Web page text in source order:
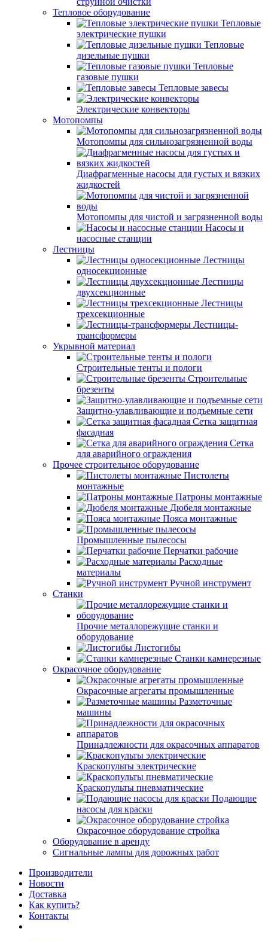
Тепловое оборудование
Тепловые
электрические пушки
Тепловые
дизельные пушки
Тепловые
газовые пушки
Тепловые завесы
Электрические конвекторы
Мотопомпы
Мотопомпы для сильнозагрязненной воды
Диафрагменные насосы для густых и вязких
жидкостей
Мотопомпы для чистой и загрязненной воды
Насосы и
насосные станции
Лестницы
Лестницы
односекционные
Лестницы
двухсекционные
Лестницы
трехсекционные
Лестницы-
трансформеры
Укрывной материал
Строительные тенты и пологи
Строительные
брезенты
Защитно-улавливающие и подъемные сети
Сетка защитная
фасадная
Сетка
для аварийного ограждения
Прочее строительное оборудование
Пистолеты
монтажные
Патроны монтажные
Дюбеля монтажные
Пояса монтажные
Промышленные пылесосы
Перчатки рабочие
Расходные
материалы
Ручной инструмент
Станки
Прочие металлорежущие станки и
оборудование
Листогибы
Станки камнерезные
Окрасочное оборудование
Окрасочные агрегаты промышленные
Разметочные
машины
Принадлежности для окрасочных аппаратов
Краскопульты электрические
Краскопульты пневматические
Подающие
насосы для краски
Окрасочное оборудование стройка
Оборудование в аренду
Сигнальные лампы для дорожных работ
Производители
Новости
Доставка
Как купить?
Контакты